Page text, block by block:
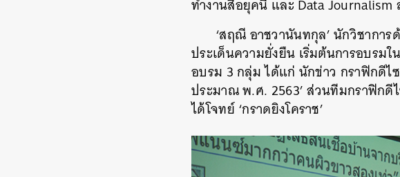
ทำงานสื่อยุคนี้ และ Data
‘สฤณี อาชวานันทกุล’ นักวิชากา
ประเด็นความยั่งยืน เริ่มต้นการอบรม
อบรม 3 กลุ่ม ได้แก่ นักข่าว กราฟิกดีไ
ประมาณ พ.ศ. 2563’ ส่วนทีมกราฟิกดีไ
ได้โจทย์ ‘กราดยิงโคราช’